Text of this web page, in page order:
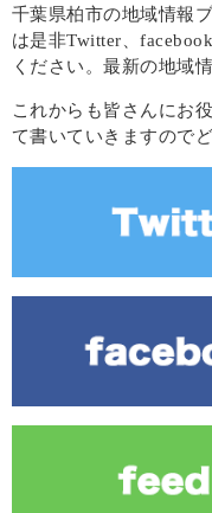
千葉県柏市の地域情報
は是非Twitter、
ください。最新の地域
これからも皆さんにお
て書いていきますので